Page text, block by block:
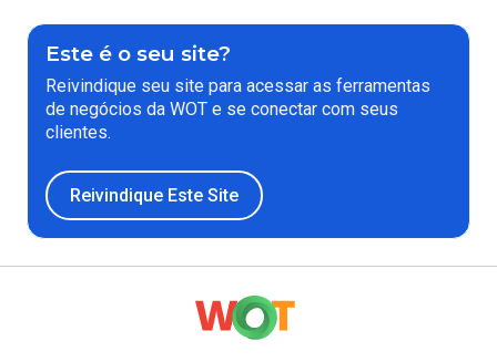
Este é o seu site?
Reivindique seu site para acessar as ferramentas
de negócios da WOT e se conectar com seus
clientes.
Reivindique Este Site